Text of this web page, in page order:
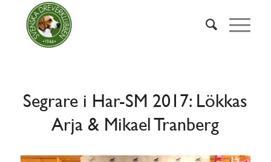
Segrare i Har-SM 2017: Lökkas
Arja & Mikael Tranberg